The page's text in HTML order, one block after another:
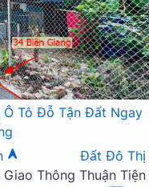
Ô Tô Đỗ Tận Đất Ngay
Đất Đô Thị
Thông Thuận Tiện